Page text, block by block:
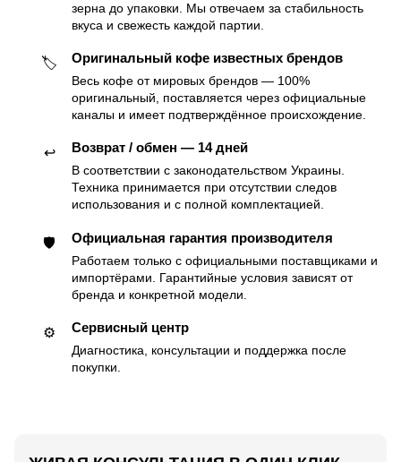
зерна до упаковки. Мы отвечаем за стабильность
вкуса и свежесть каждой партии.
🏷 Оригинальный кофе известных брендов
Весь кофе от мировых брендов — 100%
оригинальный, поставляется через официальные
каналы и имеет подтверждённое происхождение.
↩️ Возврат / обмен — 14 дней
В соответствии с законодательством Украины.
Техника принимается при отсутствии следов
использования и с полной комплектацией.
🛡 Официальная гарантия производителя
Работаем только с официальными поставщиками и
импортёрами. Гарантийные условия зависят от
бренда и конкретной модели.
⚙️ Сервисный центр
Диагностика, консультации и поддержка после
покупки.